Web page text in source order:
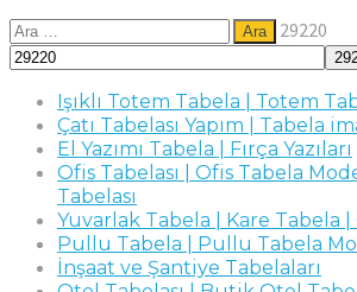
Arama:
29220
Işıklı Totem Tabela | Totem
Çatı Tabelası Yapım | Tabela
El Yazımı Tabela | Fırça Yazıları
Ofis Tabelası | Ofis Tabela
Tabelası
Yuvarlak Tabela | Kare Tabela |
Pullu Tabela | Pullu Tabela
İnşaat ve Şantiye Tabelaları